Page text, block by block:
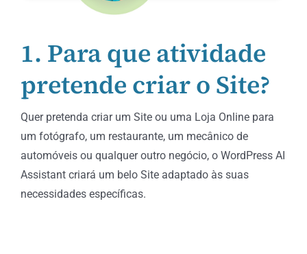
1. Para que atividade
pretende criar o Site?
Quer pretenda criar um Site ou uma Loja Online para
um fotógrafo, um restaurante, um mecânico de
automóveis ou qualquer outro negócio, o WordPress AI
Assistant criará um belo Site adaptado às suas
necessidades específicas.